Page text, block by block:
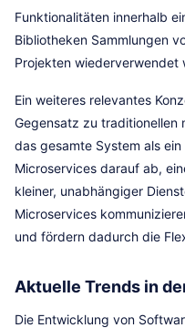
Funktionalitäten innerhalb
Bibliotheken Sammlungen
Projekten wiederverwendet
Ein weiteres relevantes
Gegensatz zu traditionellen
das gesamte System als
Microservices darauf ab,
kleiner, unabhängiger
Microservices
und fördern dadurch die
Aktuelle Trends in
Die Entwicklung von